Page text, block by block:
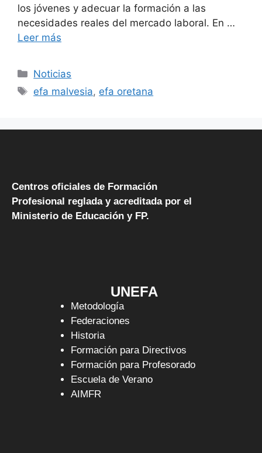
los jóvenes y adecuar la formación a las
necesidades reales del mercado laboral. En …
Leer más
Noticias
efa malvesia, efa oretana
Centros oficiales de Formación
Profesional reglada y acreditada por el
Ministerio de Educación y FP.
UNEFA
Metodología
Federaciones
Historia
Formación para Directivos
Formación para Profesorado
Escuela de Verano
AIMFR